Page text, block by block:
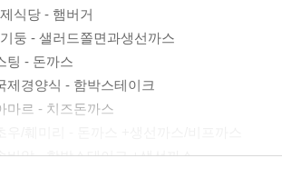
식당 - 햄버거
둥 - 샐러드쫄면과생선까스
팅 - 돈까스
제경양식 - 함박스테이크
마르 - 치즈돈까스
비알 - 함박스테이크 +생선까스